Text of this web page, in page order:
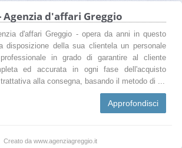
Agenzia d'affari Greggio
d'affari Greggio - opera da anni in questo
disposizione della sua clientela un personale
in grado di garantire al cliente
ed accurata in ogni fase dell'acquisto
alla consegna, basando il metodo di ...
Approfondisci
Creato da www.agenziagreggio.it